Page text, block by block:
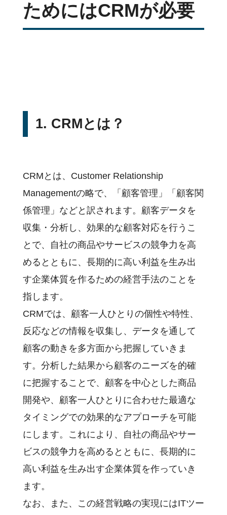
ためにはCRMが必要
1. CRMとは？
CRMとは、Customer Relationship
Managementの略で、「顧客管理」「顧客関
係管理」などと訳されます。顧客データを
収集・分析し、効果的な顧客対応を行うこ
とで、自社の商品やサービスの競争力を高
めるとともに、長期的に高い利益を生み出
す企業体質を作るための経営手法のことを
指します。
CRMでは、顧客一人ひとりの個性や特性、
反応などの情報を収集し、データを通して
顧客の動きを多方面から把握していきま
す。分析した結果から顧客のニーズを的確
に把握することで、顧客を中心とした商品
開発や、顧客一人ひとりに合わせた最適な
タイミングでの効果的なアプローチを可能
にします。これにより、自社の商品やサー
ビスの競争力を高めるとともに、長期的に
高い利益を生み出す企業体質を作っていき
ます。
なお、また、この経営戦略の実現にはITツー